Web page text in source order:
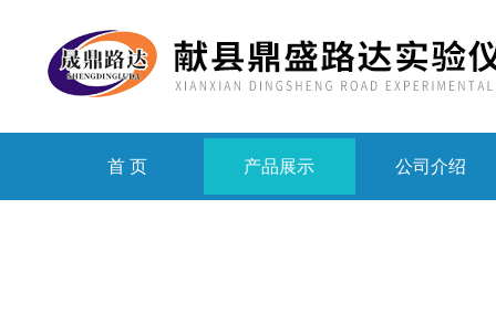
首 页 产品展示 公司介绍